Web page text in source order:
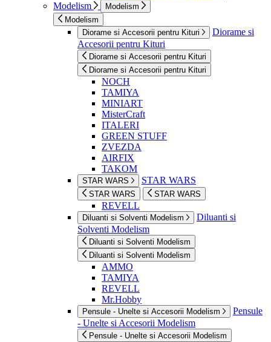
Modelism
Modelism
Modelism
Diorame si Accesorii pentru Kituri
Diorame si
Accesorii pentru Kituri
Diorame si Accesorii pentru Kituri
Diorame si Accesorii pentru Kituri
NOCH
TAMIYA
MINIART
MisterCraft
ITALERI
GREEN STUFF
ZVEZDA
AIRFIX
TAKOM
STAR WARS STAR WARS
STAR WARS STAR WARS
REVELL
Diluanti si Solventi Modelism
Diluanti si
Solventi Modelism
Diluanti si Solventi Modelism
Diluanti si Solventi Modelism
AMMO
TAMIYA
REVELL
Mr.Hobby
Pensule - Unelte si Accesorii Modelism
Pensule
- Unelte si Accesorii Modelism
Pensule - Unelte si Accesorii Modelism